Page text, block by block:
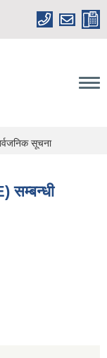
सूचना
सम्बन्धी